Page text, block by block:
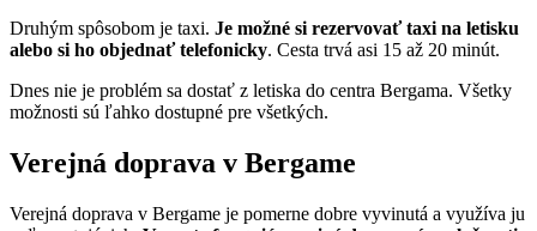
Druhým spôsobom je taxi. Je možné si rezervovať taxi na letisku
alebo si ho objednať telefonicky. Cesta trvá asi 15 až 20 minút.
Dnes nie je problém sa dostať z letiska do centra Bergama. Všetky
možnosti sú ľahko dostupné pre všetkých.
Verejná doprava v Bergame
Verejná doprava v Bergame je pomerne dobre vyvinutá a využíva ju